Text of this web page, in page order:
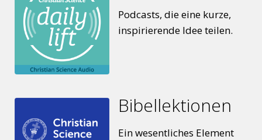
Ein „kleines“ Licht
Die Geschichte von Jona
Wie lieb hat mich ^^Gott^^?
Podcasts, die eine kurze,
inspirierende Idee teilen.
Bibellektionen
Ein wesentliches Element